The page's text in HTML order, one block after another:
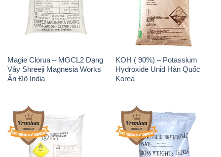
Magie Clorua – MGCL2 Dạng
Vảy Shreeji Magnesia Works
Ấn Độ India
KOH ( 90%) – Potassium
Hydroxide Unid Hàn Quốc
Korea